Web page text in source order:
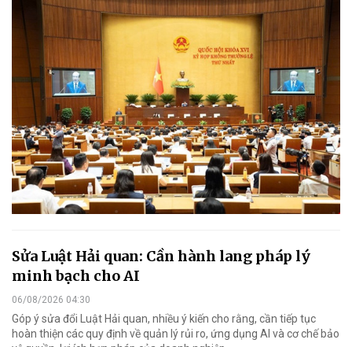
Sửa Luật Hải quan: Cần hành lang pháp lý
minh bạch cho AI
06/08/2026 04:30
Góp ý sửa đổi Luật Hải quan, nhiều ý kiến cho rằng, cần tiếp tục
hoàn thiện các quy định về quản lý rủi ro, ứng dụng AI và cơ chế bảo